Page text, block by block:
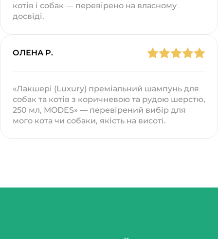
котів і собак — перевірено на власному
досвіді.
ОЛЕНА Р.
«Лакшері (Luxury) преміальний шампунь для
собак та котів з коричневою та рудою шерстю,
250 мл, MODES» — перевірений вибір для
мого кота чи собаки, якість на висоті.